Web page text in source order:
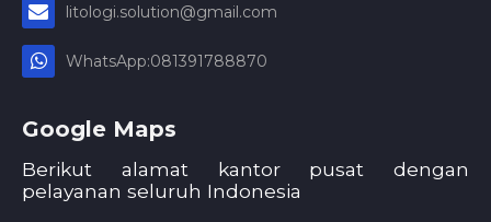
litologi.solution@gmail.com
WhatsApp:081391788870
Google Maps
Berikut alamat kantor pusat dengan
pelayanan seluruh Indonesia